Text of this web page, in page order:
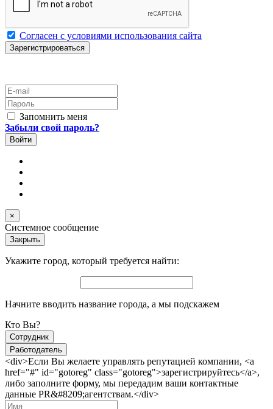
Согласен с условиями использования сайта
E-mail
Пароль
Запомнить меня
Забыли свой пароль?
×
Системное сообщение
Закрыть
Укажите город, который требуется найти:
Начните вводить название города, а мы подскажем
Кто Вы?
Сотрудник
Работодатель
<div>Если Вы желаете управлять репутацией компании, <a
href="#" id="gotoreg" class="gotoreg">зарегистрируйтесь</a>,
либо заполните форму, мы передадим ваши контактные
данные PR&#8209;агентствам.</div>